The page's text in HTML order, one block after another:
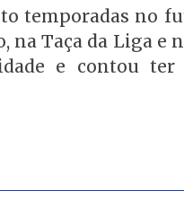
temporadas no
Taça da Liga e
e contou